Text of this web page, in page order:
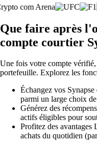
Que faire après
compte courtier
Une fois votre compte
portefeuille. Explorez les
Échangez vos
parmi un large choix
Générez des
actifs éligibles pour
Profitez des
achats du quotidien